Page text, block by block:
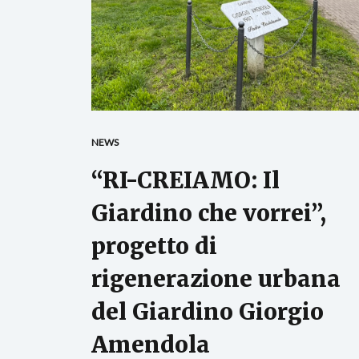
NEWS
“RI-CREIAMO: Il
Giardino che vorrei”,
progetto di
rigenerazione urbana
del Giardino Giorgio
Amendola